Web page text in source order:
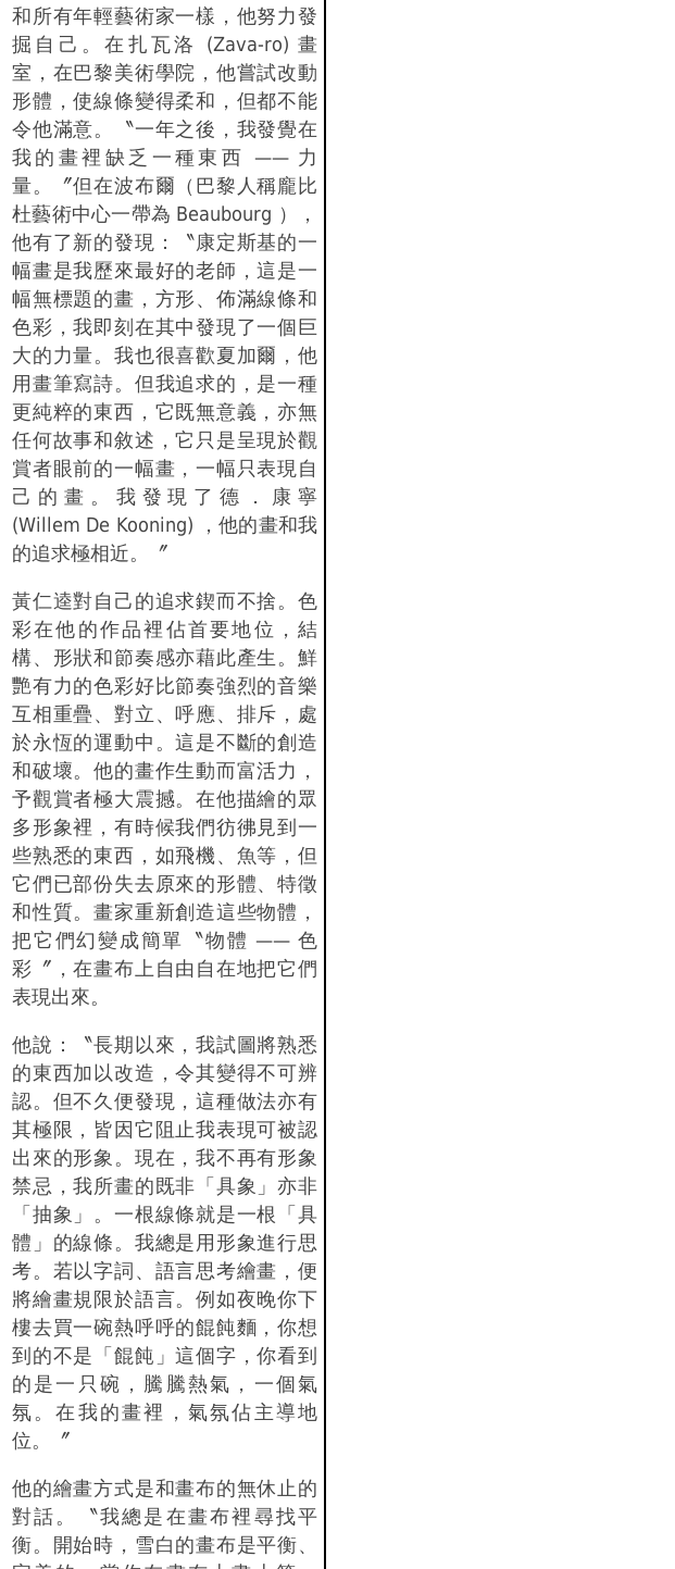
和所有年輕藝術家一樣，他努力發
掘自己。在扎瓦洛 (Zava-ro) 畫
室，在巴黎美術學院，他嘗試改動
形體，使線條變得柔和，但都不能
令他滿意。〝一年之後，我發覺在
我的畫裡缺乏一種東西 —— 力
量。〞但在波布爾（巴黎人稱龐比
杜藝術中心一帶為 Beaubourg ），
他有了新的發現：〝康定斯基的一
幅畫是我歷來最好的老師，這是一
幅無標題的畫，方形、佈滿線條和
色彩，我即刻在其中發現了一個巨
大的力量。我也很喜歡夏加爾，他
用畫筆寫詩。但我追求的，是一種
更純粹的東西，它既無意義，亦無
任何故事和敘述，它只是呈現於觀
賞者眼前的一幅畫，一幅只表現自
己的畫。我發現了德．康寧
(Willem De Kooning) ，他的畫和我
的追求極相近。〞
黃仁逵對自己的追求鍥而不捨。色
彩在他的作品裡佔首要地位，結
構、形狀和節奏感亦藉此產生。鮮
艷有力的色彩好比節奏強烈的音樂
互相重疊、對立、呼應、排斥，處
於永恆的運動中。這是不斷的創造
和破壞。他的畫作生動而富活力，
予觀賞者極大震撼。在他描繪的眾
多形象裡，有時候我們彷彿見到一
些熟悉的東西，如飛機、魚等，但
它們已部份失去原來的形體、特徵
和性質。畫家重新創造這些物體，
把它們幻變成簡單〝物體 —— 色
彩〞，在畫布上自由自在地把它們
表現出來。
他說：〝長期以來，我試圖將熟悉
的東西加以改造，令其變得不可辨
認。但不久便發現，這種做法亦有
其極限，皆因它阻止我表現可被認
出來的形象。現在，我不再有形象
禁忌，我所畫的既非「具象」亦非
「抽象」。一根線條就是一根「具
體」的線條。我總是用形象進行思
考。若以字詞、語言思考繪畫，便
將繪畫規限於語言。例如夜晚你下
樓去買一碗熱呼呼的餛飩麵，你想
到的不是「餛飩」這個字，你看到
的是一只碗，騰騰熱氣，一個氣
氛。在我的畫裡，氣氛佔主導地
位。〞
他的繪畫方式是和畫布的無休止的
對話。〝我總是在畫布裡尋找平
衡。開始時，雪白的畫布是平衡、